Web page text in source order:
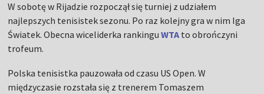
W sobotę w Rijadzie rozpoczął się turniej z udziałem
najlepszych tenisistek sezonu. Po raz kolejny gra w nim Iga
Światek. Obecna wiceliderka rankinguWTA to obrończyni
trofeum.
Polska tenisistka pauzowała od czasu US Open. W
międzyczasie rozstała się z trenerem Tomaszem